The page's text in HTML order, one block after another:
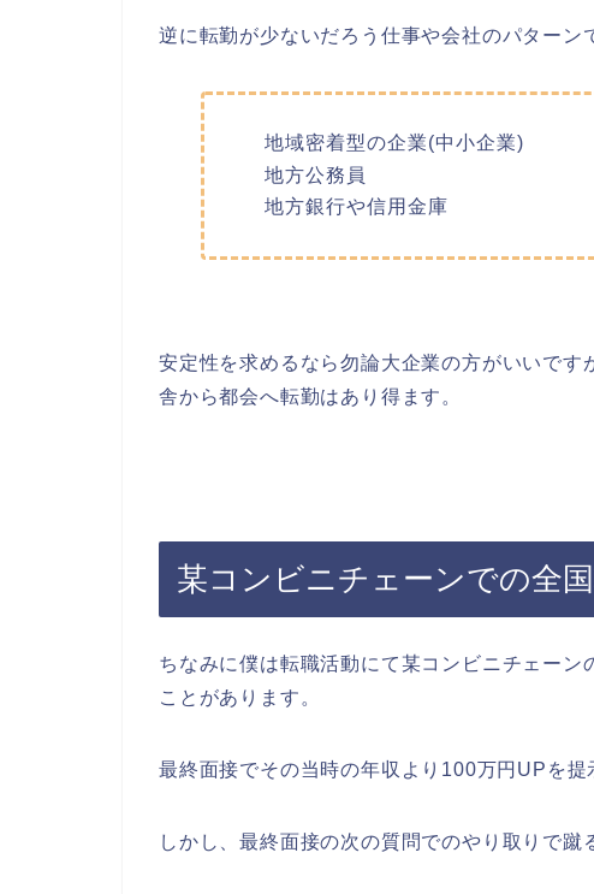
逆に転勤が少ないだろう仕事や会社のパターン
地域密着型の企業(中小企業)
地方公務員
地方銀行や信用金庫
安定性を求めるなら勿論大企業の方がいいです
舎から都会へ転勤はあり得ます。
某コンビニチェーンでの全
ちなみに僕は転職活動にて某コンビニチェー
ことがあります。
最終面接でその当時の年収より100万円UPを提
しかし、最終面接の次の質問でのやり取りで蹴